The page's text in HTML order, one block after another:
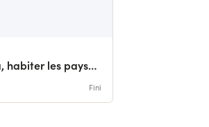
Almanach d'Olina, habiter les paysages
Fini